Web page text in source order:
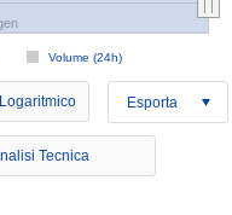
Volume (24h)
Logaritmico Esporta
Tecnica